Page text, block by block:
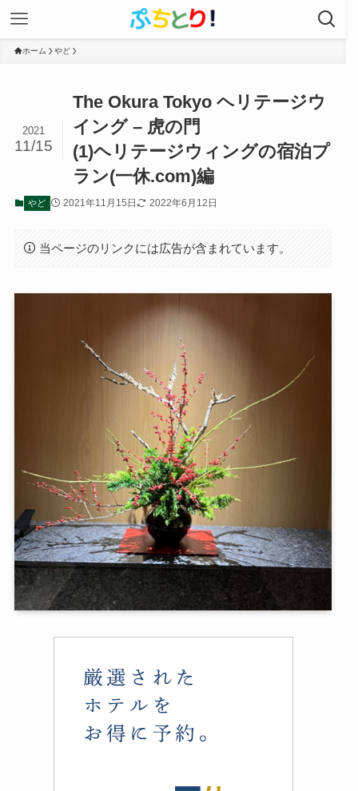
ホーム やど
The Okura Tokyo ヘリテージウ
イング – 虎の門
(1)ヘリテージウィングの宿泊プ
ラン(一休.com)編
2021
11/15
やど 2021年11月15日 2022年6月12日
当ページのリンクには広告が含まれています。